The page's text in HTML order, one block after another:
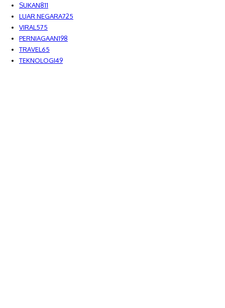
SUKAN811
LUAR NEGARA725
VIRAL 575
PERNIAGAAN198
TRAVEL 65
TEKNOLOGI49